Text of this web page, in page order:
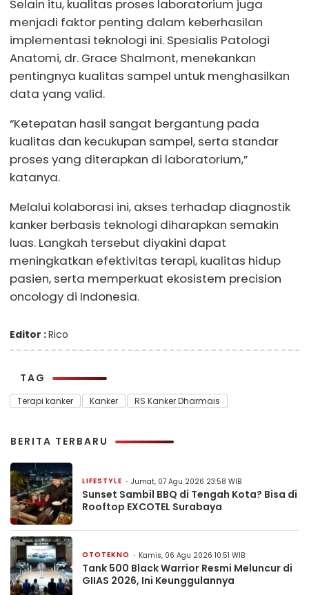
Selain itu, kualitas proses laboratorium juga
menjadi faktor penting dalam keberhasilan
implementasi teknologi ini. Spesialis Patologi
Anatomi, dr. Grace Shalmont, menekankan
pentingnya kualitas sampel untuk menghasilkan
data yang valid.
“Ketepatan hasil sangat bergantung pada
kualitas dan kecukupan sampel, serta standar
proses yang diterapkan di laboratorium,”
katanya.
Melalui kolaborasi ini, akses terhadap diagnostik
kanker berbasis teknologi diharapkan semakin
luas. Langkah tersebut diyakini dapat
meningkatkan efektivitas terapi, kualitas hidup
pasien, serta memperkuat ekosistem precision
oncology di Indonesia.
Editor :Rico
TAG
Terapi kanker Kanker RS Kanker Dharmais
BERITA TERBARU
LIFESTYLE Jumat, 07 Agu 2026 23:58 WIB
Sunset Sambil BBQ di Tengah Kota? Bisa di
Rooftop EXCOTEL Surabaya
OTOTEKNO Kamis, 06 Agu 2026 10:51 WIB
Tank 500 Black Warrior Resmi Meluncur di
GIIAS 2026, Ini Keunggulannya